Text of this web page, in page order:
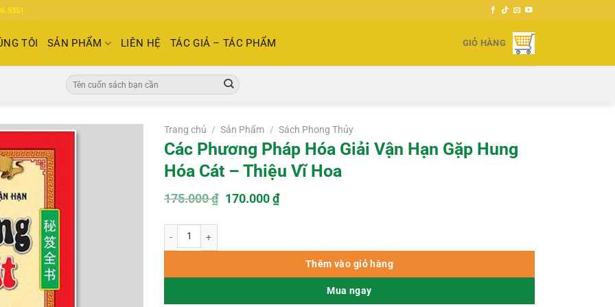
TÔI SẢN PHẨM LIÊN HỆ TÁC GIẢ – TÁC PHẨM GIỎ HÀNG
Tìm
kiếm:
Trang chủ / Sản Phẩm / Sách Phong Thủy
Các Phương Pháp Hóa Giải Vận Hạn Gặp Hung
Hóa Cát – Thiệu Vĩ Hoa
175.000₫ Giá
170.000₫Giá
170.000 ₫.
Thêm vào giỏ hàng
Mua ngay